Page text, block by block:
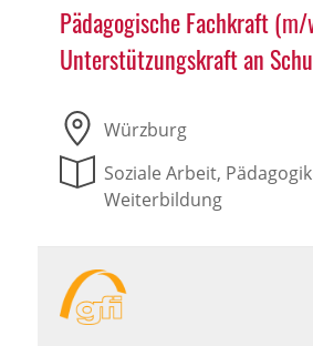
Pädagogische Fachkraft
Unterstützungskraft an
Würzburg
Soziale Arbeit,
Weiterbildung